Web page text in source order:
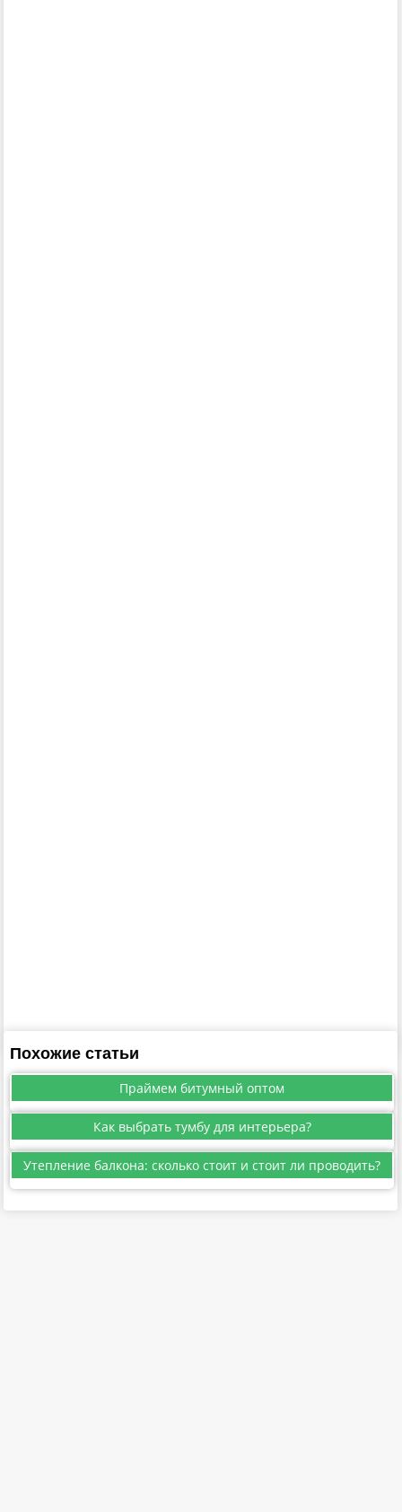
Похожие статьи
Праймем битумный оптом
Как выбрать тумбу для интерьера?
Утепление балкона: сколько стоит и стоит ли проводить?